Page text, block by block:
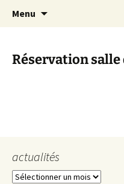
Commune de
Menu
Réservation salle
actualités
actualités